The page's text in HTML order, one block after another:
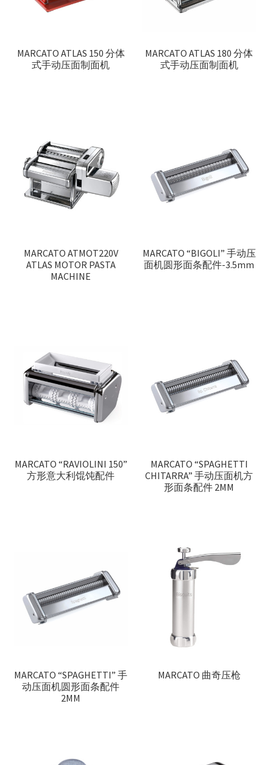
MARCATO ATLAS 150 分体
式手动压面制面机
MARCATO ATLAS 180 分体
式手动压面制面机
MARCATO ATMOT220V
ATLAS MOTOR PASTA
MACHINE
MARCATO “BIGOLI” 手动压
面机圆形面条配件-3.5mm
MARCATO “RAVIOLINI 150”
方形意大利馄饨配件
MARCATO “SPAGHETTI
CHITARRA” 手动压面机方
形面条配件 2MM
MARCATO “SPAGHETTI” 手
动压面机圆形面条配件
2MM
MARCATO 曲奇压枪